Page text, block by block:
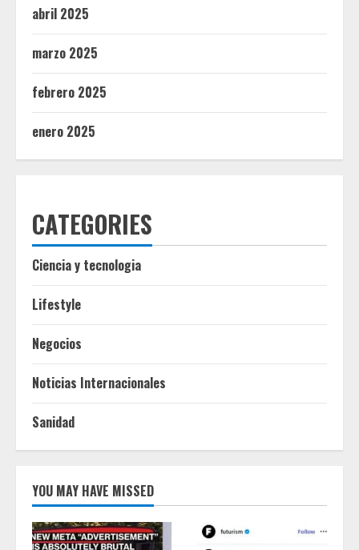
abril 2025
marzo 2025
febrero 2025
enero 2025
CATEGORIES
Ciencia y tecnologia
Lifestyle
Negocios
Noticias Internacionales
Sanidad
YOU MAY HAVE MISSED